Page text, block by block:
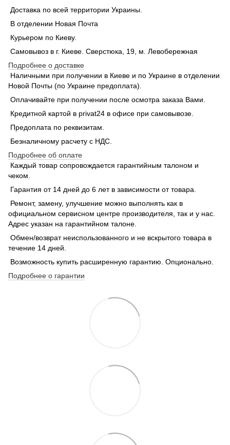
Доставка по всей территории Украины.
В отделении Новая Почта
Курьером по Киеву.
Самовывоз в г. Киеве. Сверстюка, 19, м. Левобережная
Подробнее о доставке
Наличными при получении в Киеве и по Украине в отделении
Новой Почты (по Украине предоплата).
Оплачивайте при получении после осмотра заказа Вами.
Кредитной картой в privat24 в офисе при самовывозе.
Предоплата по реквизитам.
Безналичному расчету с НДС.
Подробнее об оплате
Каждый товар сопровождается гарантийным талоном и
чеком.
Гарантия от 14 дней до 6 лет в зависимости от товара.
Ремонт, замену, улучшение можно выполнять как в
официальном сервисном центре производителя, так и у нас.
Адрес указан на гарантийном талоне.
Обмен/возврат неиспользованного и не вскрытого товара в
течение 14 дней.
Возможность купить расширенную гарантию. Опционально.
Подробнее о гарантии